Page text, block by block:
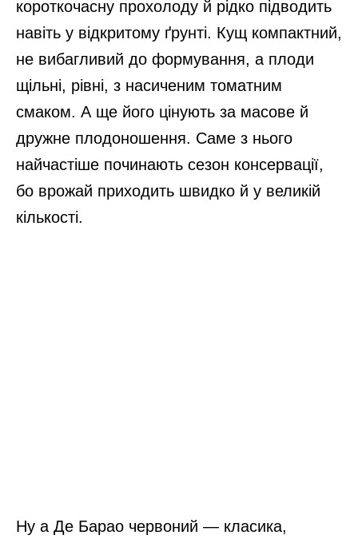
короткочасну прохолоду й рідко підводить
навіть у відкритому ґрунті. Кущ компактний,
не вибагливий до формування, а плоди
щільні, рівні, з насиченим томатним
смаком. А ще його цінують за масове й
дружне плодоношення. Саме з нього
найчастіше починають сезон консервації,
бо врожай приходить швидко й у великій
кількості.
Ну а Де Барао червоний — класика,